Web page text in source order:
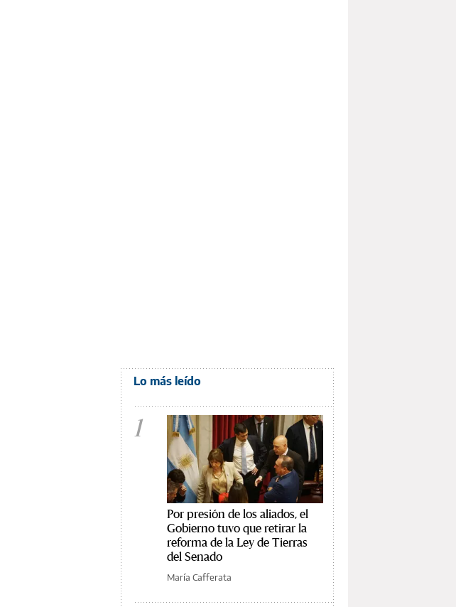
Lo más leído
1
Por presión de los aliados, el
Gobierno tuvo que retirar la
reforma de la Ley de Tierras
del Senado
María Cafferata